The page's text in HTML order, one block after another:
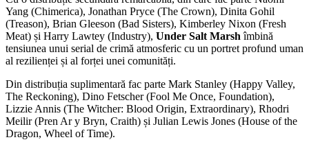
Yang (Chimerica), Jonathan Pryce (The Crown), Dinita Gohil
(Treason), Brian Gleeson (Bad Sisters), Kimberley Nixon (Fresh
Meat) și Harry Lawtey (Industry), Under Salt Marsh îmbină
tensiunea unui serial de crimă atmosferic cu un portret profund uman
al rezilienței și al forței unei comunități.
Din distribuția suplimentară fac parte Mark Stanley (Happy Valley,
The Reckoning), Dino Fetscher (Fool Me Once, Foundation),
Lizzie Annis (The Witcher: Blood Origin, Extraordinary), Rhodri
Meilir (Pren Ar y Bryn, Craith) și Julian Lewis Jones (House of the
Dragon, Wheel of Time).